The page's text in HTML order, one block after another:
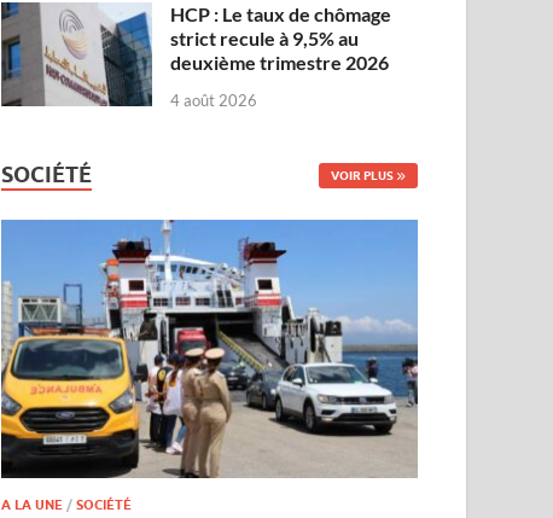
HCP : Le taux de chômage
strict recule à 9,5% au
deuxième trimestre 2026
4 août 2026
SOCIÉTÉ VOIR PLUS
A LA UNE /SOCIÉTÉ